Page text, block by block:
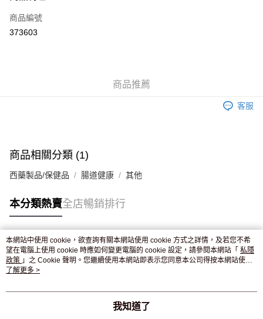
信用卡
Apple Pay
付款後門市自取，訂單確認後2-4個工作天到店，7天內取。逾期後
商品編號
373603
商品推薦
客服
商品相關分類 (1)
西藥製品/保健品 腸道健康 其他
本分類熱賣全店暢銷排行
熱門標籤
熱銷排行
本網站中使用 cookie，欲查詢有關本網站使用 cookie 方式之詳情，及若您不希
望在電腦上使用 cookie 時應如何變更電腦的 cookie 設定，請參閱本網站「 私隱
政策 」之 Cookie 聲明。您繼續使用本網站即表示您同意本公司得按本網站使用
條款之 Cookie 聲明使用 cookie。
了解更多 >
我知道了